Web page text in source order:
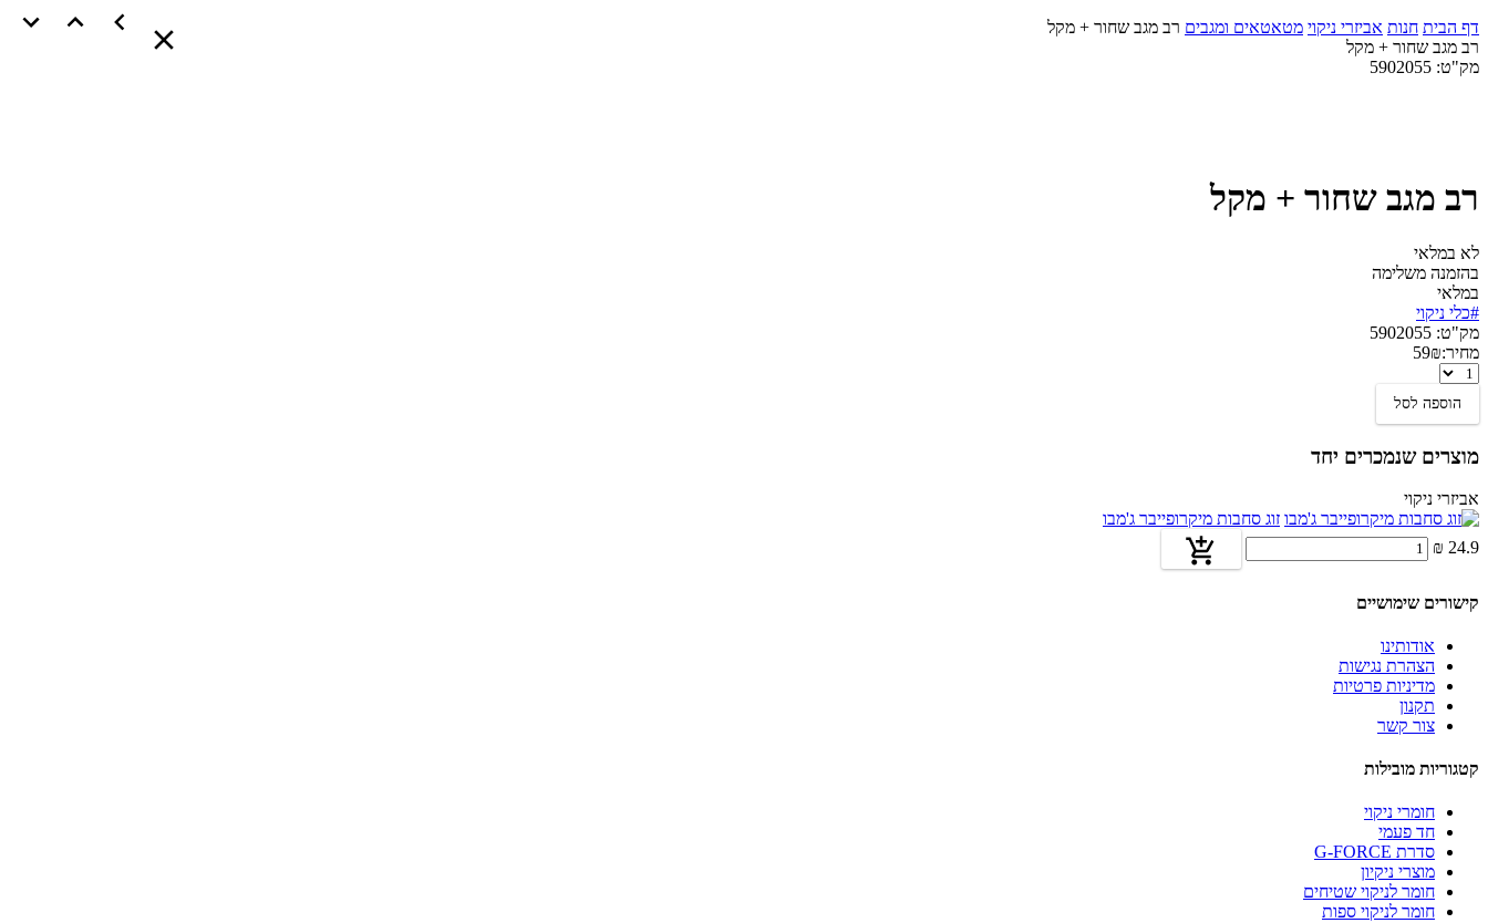
דף הבית חנות אביזרי ניקוי מטאטאים ומגבים רב מגב שחור + מקל
רב מגב שחור + מקל
מק"ט: 5902055
רב מגב שחור + מקל
לא במלאי
בהזמנה משלימה
במלאי
#כלי ניקוי
מק"ט: 5902055
מחיר:
59₪
רב
שחור
+
מקל
הוספה לסל
מוצרים שנמכרים יחד
אביזרי ניקוי
זוג סחבות מיקרופייבר ג'מבו
24.9 ₪
קישורים שימושיים
אודותינו
הצהרת נגישות
מדיניות פרטיות
תקנון
צור קשר
קטגוריות מובילות
חומרי ניקוי
חד פעמי
סדרת G-FORCE
מוצרי ניקיון
חומר לניקוי שטיחים
חומר לניקוי ספות